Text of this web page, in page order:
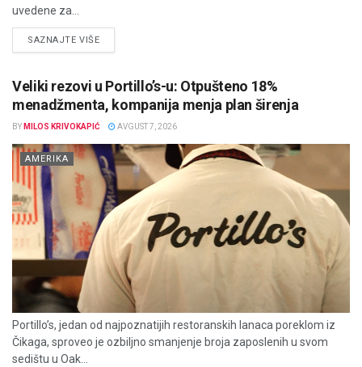
uvedene za...
SAZNAJTE VIŠEDETAILS
Veliki rezovi u Portillo’s-u: Otpušteno 18%
menadžmenta, kompanija menja plan širenja
BY MILOS KRIVOKAPIĆ AVGUST 7, 2026
AMERIKA
Portillo’s, jedan od najpoznatijih restoranskih lanaca poreklom iz
Čikaga, sproveo je ozbiljno smanjenje broja zaposlenih u svom
sedištu u Oak...